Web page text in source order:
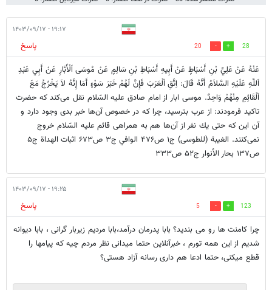
۱۹:۱۷ - ۱۴۰۳/۰۹/۱۷
28
20
پاسخ
عَنْهُ عَنْ عَلِيِّ بْنِ أَسْبَاطٍ عَنْ أَبِيهِ أَسْبَاطِ بْنِ سَالِمٍ عَنْ مُوسَى اَلْأَبَّارِ عَنْ أَبِي عَبْدِ
اَللَّهِ عَلَيْهِ السَّلاَمُ أَنَّهُ قَالَ: اِتَّقِ اَلْعَرَبَ فَإِنَّ لَهُمْ خَبَرَ سَوْءٍ أَمَا إِنَّهُ لاَ يَخْرُجُ مَعَ
اَلْقَائِمِ مِنْهُمْ وَاحِدٌ. موسى ابار از امام صادق عليه السّلام نقل مى‌كند كه حضرت
تاکید فرمودند: از عرب بترسید، چرا كه در خصوص آن‌ها خبر بدى وجود دارد و
آن اين‌ كه حتى يك نفر از آن‌ها هم به همراهى قائم عليه السّلام خروج
نمى‌كنند. الغيبة (للطوسی) ج۱ ص۴۷۶ الوافي ج۳ ص۶۷۳ اثبات الهداة ج۵
ص۱۳۷ بحار الأنوار ج۵۲ ص۳۳۳
۱۹:۲۵ - ۱۴۰۳/۰۹/۱۷
123
5
پاسخ
چرا کامنت ها رو می بندید؟ بابا پدرمان درآمد،بابا مردیم زیربار گرانی ، بابا دیوانه
شدیم از این همه تورم ، خبرآنلاین حتما میدانی نظر مردم چیه که پیامها را
قطع میکنی، حتما ادعا هم داری رسانه آزاد هستی؟